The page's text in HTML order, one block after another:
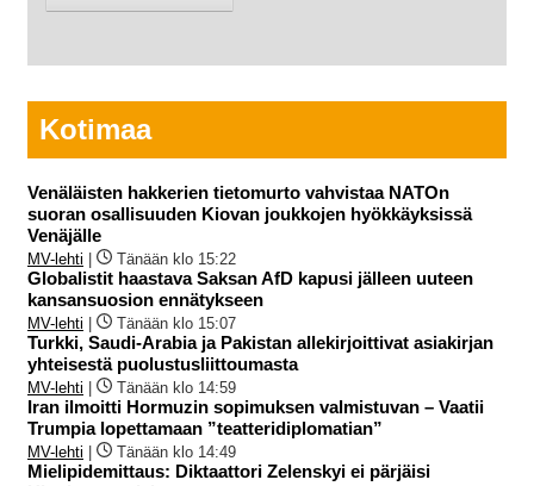
Kotimaa
Venäläisten hakkerien tietomurto vahvistaa NATOn
suoran osallisuuden Kiovan joukkojen hyökkäyksissä
Venäjälle
MV-lehti Tänään klo 15:22
Globalistit haastava Saksan AfD kapusi jälleen uuteen
kansansuosion ennätykseen
MV-lehti Tänään klo 15:07
Turkki, Saudi-Arabia ja Pakistan allekirjoittivat asiakirjan
yhteisestä puolustusliittoumasta
MV-lehti Tänään klo 14:59
Iran ilmoitti Hormuzin sopimuksen valmistuvan – Vaatii
Trumpia lopettamaan ”teatteridiplomatian”
MV-lehti Tänään klo 14:49
Mielipidemittaus: Diktaattori Zelenskyi ei pärjäisi